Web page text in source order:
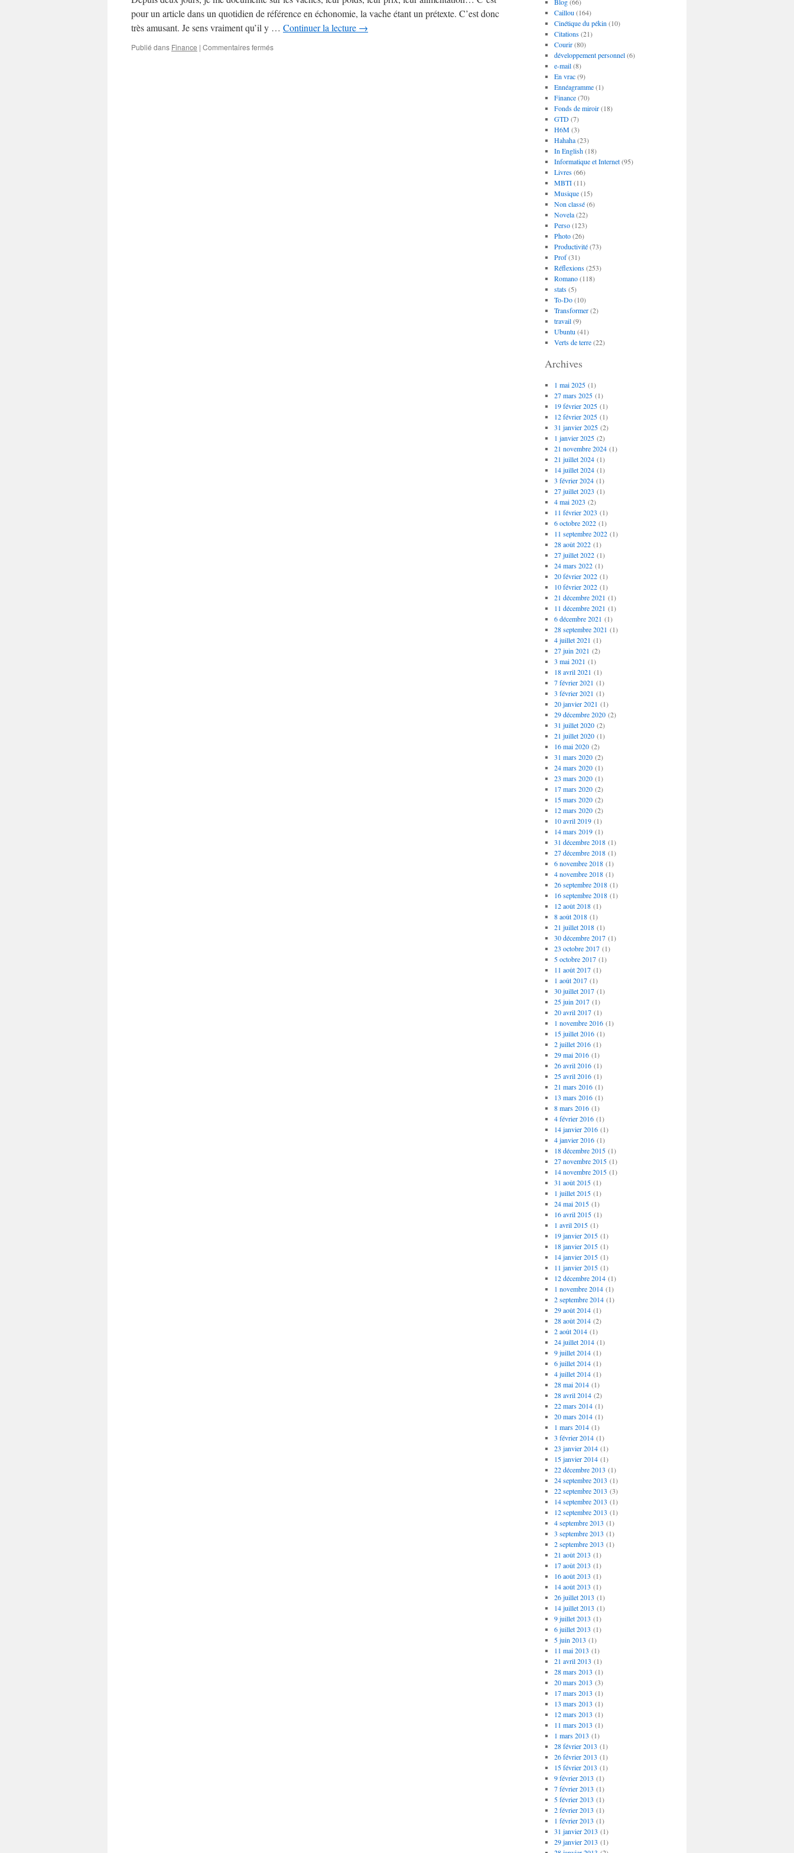
pour un article dans un quotidien de référence en échonomie, la vache étant un prétexte. C’est donc
très amusant. Je sens vraiment qu’il y … Continuer la lecture →
Publié dans Finance | Commentaires ferméssur
Caillou (164)
Cinétique du pékin (10)
Citations(21)
Courir(80)
développement personnel(6)
e-mail(8)
En vrac(9)
Ennéagramme(1)
Finance(70)
Fonds de miroir(18)
GTD(7)
H6M(3)
Hahaha(23)
In English(18)
Informatique et Internet(95)
Livres(66)
MBTI(11)
Musique(15)
Non classé(6)
Novela(22)
Perso(123)
Photo(26)
Productivité(73)
Prof(31)
Réflexions(253)
Romano(118)
stats(5)
To-Do(10)
Transformer(2)
travail(9)
Ubuntu (41)
Verts de terre(22)
Archives
1 mai 2025(1)
27 mars 2025(1)
19 février 2025(1)
12 février 2025(1)
31 janvier 2025(2)
1 janvier 2025(2)
21 novembre 2024(1)
21 juillet 2024(1)
14 juillet 2024(1)
3 février 2024(1)
27 juillet 2023 (1)
4 mai 2023 (2)
11 février 2023 (1)
6 octobre 2022(1)
11 septembre 2022(1)
28 août 2022(1)
27 juillet 2022(1)
24 mars 2022(1)
20 février 2022(1)
10 février 2022(1)
21 décembre 2021 (1)
11 décembre 2021 (1)
6 décembre 2021 (1)
28 septembre 2021 (1)
4 juillet 2021 (1)
27 juin 2021 (2)
3 mai 2021 (1)
18 avril 2021 (1)
7 février 2021 (1)
3 février 2021 (1)
20 janvier 2021 (1)
29 décembre 2020(2)
31 juillet 2020(2)
21 juillet 2020(1)
16 mai 2020(2)
31 mars 2020(2)
24 mars 2020(1)
23 mars 2020(1)
17 mars 2020(2)
15 mars 2020(2)
12 mars 2020(2)
10 avril 2019(1)
14 mars 2019(1)
31 décembre 2018(1)
27 décembre 2018(1)
6 novembre 2018(1)
4 novembre 2018(1)
26 septembre 2018(1)
16 septembre 2018(1)
12 août 2018(1)
8 août 2018(1)
21 juillet 2018(1)
30 décembre 2017(1)
23 octobre 2017(1)
5 octobre 2017(1)
11 août 2017(1)
1 août 2017(1)
30 juillet 2017(1)
25 juin 2017(1)
20 avril 2017(1)
1 novembre 2016(1)
15 juillet 2016(1)
2 juillet 2016(1)
29 mai 2016(1)
26 avril 2016(1)
25 avril 2016(1)
21 mars 2016(1)
13 mars 2016(1)
8 mars 2016(1)
4 février 2016(1)
14 janvier 2016(1)
4 janvier 2016(1)
18 décembre 2015(1)
27 novembre 2015(1)
14 novembre 2015(1)
31 août 2015(1)
1 juillet 2015(1)
24 mai 2015(1)
16 avril 2015(1)
1 avril 2015(1)
19 janvier 2015(1)
18 janvier 2015(1)
14 janvier 2015(1)
11 janvier 2015(1)
12 décembre 2014(1)
1 novembre 2014(1)
2 septembre 2014(1)
29 août 2014(1)
28 août 2014(2)
2 août 2014(1)
24 juillet 2014(1)
9 juillet 2014(1)
6 juillet 2014(1)
4 juillet 2014(1)
28 mai 2014(1)
28 avril 2014(2)
22 mars 2014(1)
20 mars 2014(1)
1 mars 2014(1)
3 février 2014(1)
23 janvier 2014(1)
15 janvier 2014(1)
22 décembre 2013 (1)
24 septembre 2013 (1)
22 septembre 2013 (3)
14 septembre 2013 (1)
12 septembre 2013 (1)
4 septembre 2013 (1)
3 septembre 2013 (1)
2 septembre 2013 (1)
21 août 2013 (1)
17 août 2013 (1)
16 août 2013 (1)
14 août 2013 (1)
26 juillet 2013 (1)
14 juillet 2013 (1)
9 juillet 2013 (1)
6 juillet 2013 (1)
5 juin 2013 (1)
11 mai 2013 (1)
21 avril 2013 (1)
28 mars 2013 (1)
20 mars 2013 (3)
17 mars 2013 (1)
13 mars 2013 (1)
12 mars 2013 (1)
11 mars 2013 (1)
1 mars 2013 (1)
28 février 2013 (1)
26 février 2013 (1)
15 février 2013 (1)
9 février 2013 (1)
7 février 2013 (1)
5 février 2013 (1)
2 février 2013 (1)
1 février 2013 (1)
31 janvier 2013 (1)
29 janvier 2013 (1)